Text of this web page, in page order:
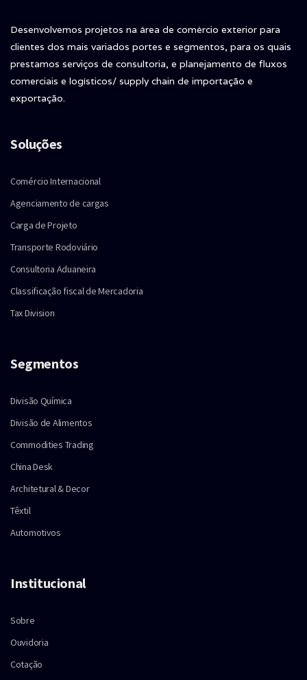
Desenvolvemos projetos na área de comércio exterior para
clientes dos mais variados portes e segmentos, para os quais
prestamos serviços de consultoria, e planejamento de fluxos
comerciais e logísticos/ supply chain de importação e
exportação.
Soluções
Comércio Internacional
Agenciamento de cargas
Carga de Projeto
Transporte Rodoviário
Consultoria Aduaneira
Classificação fiscal de Mercadoria
Tax Division
Segmentos
Divisão Química
Divisão de Alimentos
Commodities Trading
China Desk
Architetural & Decor
Têxtil
Automotivos
Institucional
Sobre
Ouvidoria
Cotação